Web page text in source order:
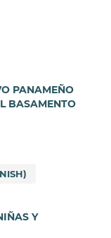
PANAMEÑO
BASAMENTO
Y